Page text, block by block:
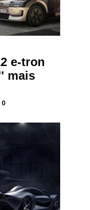
e-tron
mais
0